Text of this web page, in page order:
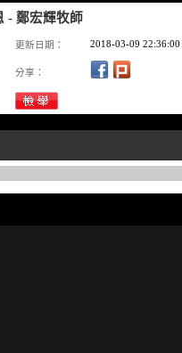
- 鄭宏輝牧師
更新日期： 2018-03-09 22:36:00
分享：